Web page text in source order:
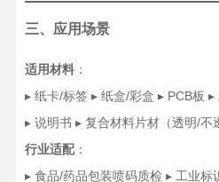
三、应用场景
适用材料：
▸ 纸卡/标签 ▸ 纸盒/彩盒 ▸ PCB板 ▸
▸ 说明书 ▸ 复合材料片材（透明/不
行业适配：
▸ 食品/药品包装喷码质检 ▸ 工业标